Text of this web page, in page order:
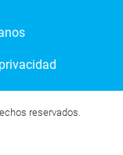
reservados.